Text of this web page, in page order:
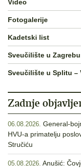
Video
Fotogalerije
Kadetski list
Sveučilište u
Sveučilište u Splitu –
Zadnje
06.08.2026. General-
HVU-a primatelju
Stručiću
05.08.2026. Anušić: